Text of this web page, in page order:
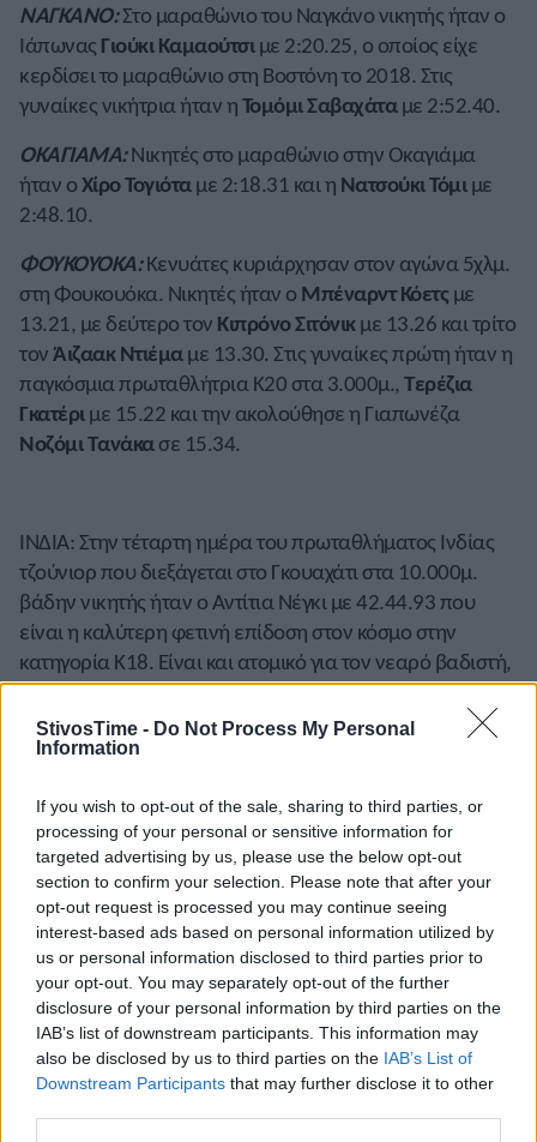
StivosTime - Do Not Process My Personal
Information
If you wish to opt-out of the sale, sharing to third parties, or
processing of your personal or sensitive information for
targeted advertising by us, please use the below opt-out
section to confirm your selection. Please note that after your
opt-out request is processed you may continue seeing
interest-based ads based on personal information utilized by
us or personal information disclosed to third parties prior to
your opt-out. You may separately opt-out of the further
disclosure of your personal information by third parties on the
IAB’s list of downstream participants. This information may
also be disclosed by us to third parties on the IAB’s List of
Downstream Participants that may further disclose it to other
ΝΑΓΚΑΝΟ:Στο μαραθώνιο του Ναγκάνο νικητής ήταν ο
Ιάπωνας Γιούκι Καμαούτσιμε 2:20.25, ο οποίος είχε
κερδίσει το μαραθώνιο στη Βοστόνη το 2018. Στις
γυναίκες νικήτρια ήταν ηΤομόμι Σαβαχάταμε 2:52.40.
ΟΚΑΓΙΑΜΑ:Νικητές στο μαραθώνιο στην Οκαγιάμα
ήταν οΧίρο Τογιόταμε 2:18.31 και η Νατσούκι Τόμιμε
2:48.10.
ΦΟΥΚΟΥΟΚΑ: Κενυάτες κυριάρχησαν στον αγώνα 5χλμ.
στη Φουκουόκα. Νικητές ήταν ο Μπέναρντ Κόετςμε
13.21, με δεύτερο τον Κιπρόνο Σιτόνικμε 13.26 και τρίτο
τονΆιζαακ Ντιέμαμε 13.30. Στις γυναίκες πρώτη ήταν η
παγκόσμια πρωταθλήτρια Κ20 στα 3.000μ.,Τερέζια
Γκατέριμε 15.22 και την ακολούθησε η Γιαπωνέζα
Νοζόμι Τανάκασε 15.34.
ΙΝΔΙΑ: Στην τέταρτη ημέρα του πρωταθλήματος Ινδίας
τζούνιορ που διεξάγεται στο Γκουαχάτι στα 10.000μ.
βάδην νικητής ήταν ο Αντίτια Νέγκι με 42.44.93 που
είναι η καλύτερη φετινή επίδοση στον κόσμο στην
κατηγορία Κ18. Είναι και ατομικό για τον νεαρό βαδιστή,
ενώ δεύτερος ήταν ο Μπαμπέντρα Σινγκ με 43.15.47.
Ακόμη στην Κ20 κέρδισε στο μήκος ο Αμίτρα Γκος με
7,55μ. (+2,1) και στην Κ18 στον ακοντισμό νικήτρια ήταν
ΙΤΑΛΙΑ: Στον ημιμαραθώνιο στη Ρώμη νικητές ήταν η
Κλεμεντίν Μουκαντάνγκα από τη Ρουάντα με 1:10.03
και ο Σελεστίν Ντικουμάνα από το Μπουρούντι με
1:02.56.
ΡΩΣΙΑ: Στον ημιμαραθώνιο στην Γκατσίνα νικητές ήταν ο
Βλαντιμίρ Πονομάριοφ με 1:05.41 και η Τατιάνα
Κουράμσινα με 1:15.33.